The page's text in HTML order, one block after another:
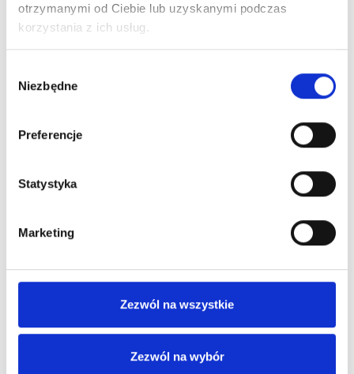
otrzymanymi od Ciebie lub uzyskanymi podczas
korzystania z ich usług.
zgody
Niezbędne
Preferencje
Statystyka
Marketing
Zezwól na wszystkie
Zezwól na wybór